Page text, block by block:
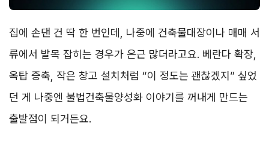
집에 손댄 건 딱 한 번인데, 나중에 건축물대장이나 매매 서
류에서 발목 잡히는 경우가 은근 많더라고요. 베란다 확장,
옥탑 증축, 작은 창고 설치처럼 “이 정도는 괜찮겠지” 싶었
던 게 나중엔 불법건축물양성화 이야기를 꺼내게 만드는
출발점이 되거든요.